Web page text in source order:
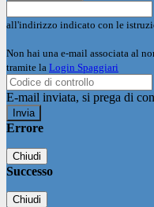
all'indirizzo indicato con le
Non hai una e-mail associata al
tramite la Login Spaggiari
E-mail inviata, si prega di
Errore
Chiudi
Successo
Chiudi